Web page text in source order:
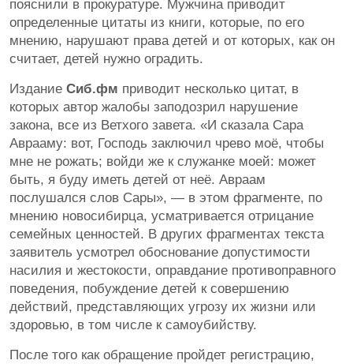
пояснили в прокуратуре. Мужчина приводит
определенные цитаты из книги, которые, по его
мнению, нарушают права детей и от которых, как он
считает, детей нужно оградить.
Издание Сиб.фм приводит несколько цитат, в
которых автор жалобы заподозрил нарушение
закона, все из Ветхого завета. «И сказала Сара
Аврааму: вот, Господь заключил чрево моё, чтобы
мне не рожать; войди же к служанке моей: может
быть, я буду иметь детей от неё. Авраам
послушался слов Сары», — в этом фрагменте, по
мнению новосибирца, усматривается отрицание
семейных ценностей. В других фрагментах текста
заявитель усмотрел обоснование допустимости
насилия и жестокости, оправдание противоправного
поведения, побуждение детей к совершению
действий, представляющих угрозу их жизни или
здоровью, в том числе к самоубийству.
После того как обращение пройдет регистрацию,